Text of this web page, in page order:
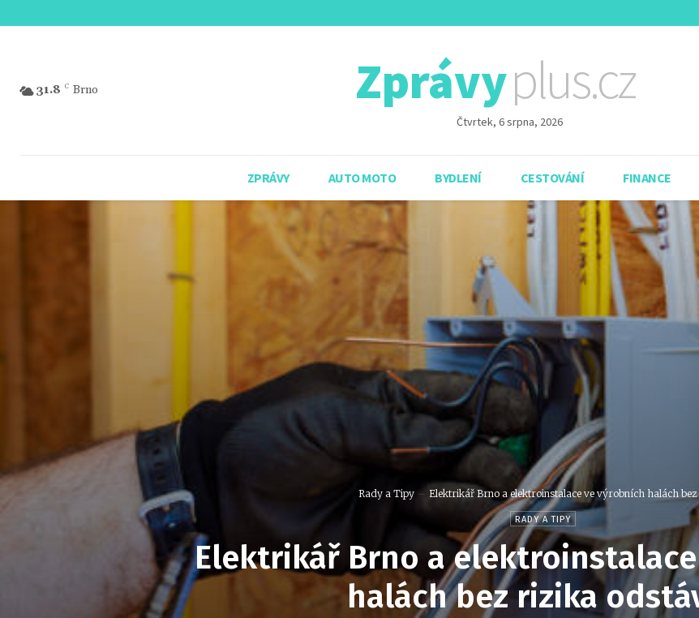
31.8 C Brno Zprávyplus.cz
Čtvrtek, 6 srpna, 2026
ZPRÁVY AUTO MOTO BYDLENÍ CESTOVÁNÍ FINANCE
Rady a Tipy Elektrikář Brno a elektroinstalace ve výrobních halách bez
RADY A TIPY
Elektrikář Brno a
halách bez rizika